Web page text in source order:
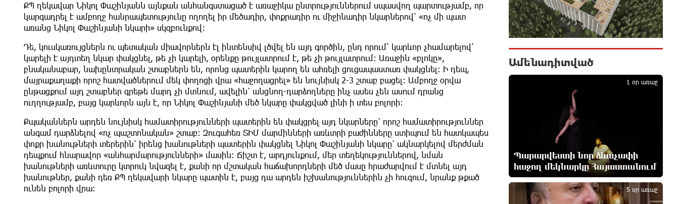
ՔՊ ղեկավար Նիկոլ Փաշինյանն այնքան անհանգստացած է առաջիկա ընտրություններում սպասվող պարտությամբ, որ
կարգադրել է ամբողջ հանրապետությունը ողողել իր մեծադիր, փոքրադիր ու միջինադիր նկարներով՝ «ոչ մի պատ
առանց Նիկոլ Փաշինյանի նկարի» սկզբունքով:
Դե, կուսկառույցներն ու պետական միավորներն էլ ինտենսիվ լծվել են այդ գործին, ընդ որում՝ կարևոր չհամարելով՝
կարելի է այդտեղ նկար փակցնել, թե չի կարելի, օրենքը թույլատրում է, թե չի թույլատրում: Առաջին «բլոկը»,
բնականաբար, նախընտրական շտաբներն են, որոնց պատերին կարող են ահռելի ցուցապաստառ փակցնել: Ի դեպ,
մայրաքաղաքի որոշ հատվածներում մեկ փողոցի վրա «հաջողացրել» են նույնիսկ 2-3 շտաբ բացել: Ամբողջ օրվա
ընթացքում այդ շտաբներ գրեթե մարդ չի մտնում, ավելին՝ անցնող-դարձողները ինչ ասես չեն ասում դրանց
ուղղությամբ, բայց կարևորն այն է, որ Նիկոլ Փաշինյանի մեծ նկարը փակցված լինի ի տես բոլորի:
Քպականներն արդեն նույնիսկ համատիրությունների պատերին են փակցրել այդ նկարները՝ որոշ համատիրություններ
անգամ դարձնելով «ոչ պաշտոնական» շտաբ: Զուգահեռ ՏԻՄ մարմինների առևտրի բաժինները ստիպում են հատկապես
փոքր խանութների տերերին՝ իրենց խանութների պատերին փակցնել Նիկոլ Փաշինյանի նկարը՝ ակնարկելով մերժման
դեպքում հնարավոր «անհարմարությունների» մասին: Ճիշտ է, արդյունքում, մեր տեղեկություններով, նման
խանութների առևտուրը կտրուկ նվազել է, քանի որ մշտական հաճախորդների մեծ մասը հրաժարվում է մտնել այդ
խանութներ, քանի դեռ ՔՊ ղեկավարի նկարը պատին է, բայց դա արդեն իշխանություններին չի հուզում, նրանք թքած
ունեն բոլորի վրա:
որակավորման վերջին փուլ.
Բերեզովսկի
7 ժամ առաջ
գործով քննություն է սկսվել
Լայպցիգի օդանավակայանում
հայտնաբերելուց հետո
Իրազեկում․ գործարկվելու է
էլեկտրական շչակ
7 ժամ առաջ
37 թիվն է. վաղը զանգը հնչելու է
նույնիսկ կատակ անողների
Ամենադիտված
Պարարվեստի նոր ձևաչափի
հաջող մեկնարկը Հայաստանում
1 օր առաջ
1
5 օր առաջ